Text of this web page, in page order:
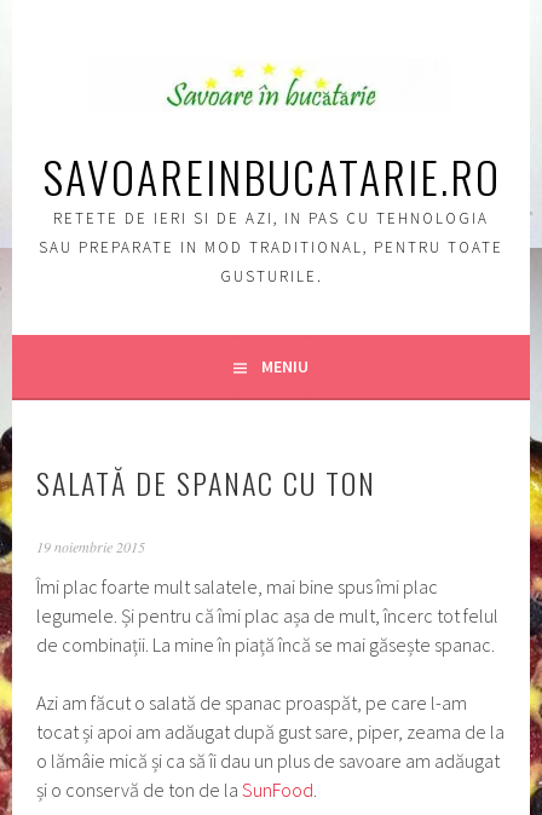
SAVOAREINBUCATARIE.RO
RETETE DE IERI SI DE AZI, IN PAS CU TEHNOLOGIA
SAU PREPARATE IN MOD TRADITIONAL, PENTRU TOATE
GUSTURILE.
MENIU
SALATĂ DE SPANAC CU TON
19 noiembrie 2015
Îmi plac foarte mult salatele, mai bine spus îmi plac
legumele. Și pentru că îmi plac așa de mult, încerc tot felul
de combinații. La mine în piață încă se mai găsește spanac.
Azi am făcut o salată de spanac proaspăt, pe care l-am
tocat și apoi am adăugat după gust sare, piper, zeama de la
o lămâie mică și ca să îi dau un plus de savoare am adăugat
și o conservă de ton de laSunFood.